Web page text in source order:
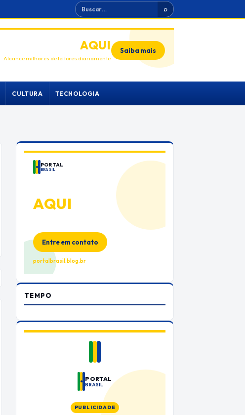
Buscar ⌕
ANUNCIEAQUI
Alcance milhares de leitores diariamente
Saiba mais
CULTURA TECNOLOGIA
PORTAL
BRASIL
AQUI
Espaço premium para sua marca
Entre em contato
portalbrasil.blog.br
TEMPO
PORTAL
BRASIL
PUBLICIDADE